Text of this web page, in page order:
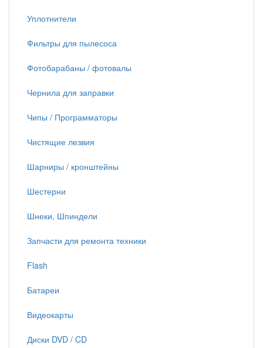
Уплотнители
Фильтры для пылесоса
Фотобарабаны / фотовалы
Чернила для заправки
Чипы / Программаторы
Чистящие лезвия
Шарниры / кронштейны
Шестерни
Шнеки, Шпиндели
Запчасти для ремонта техники
Flash
Батареи
Видеокарты
Диски DVD / CD